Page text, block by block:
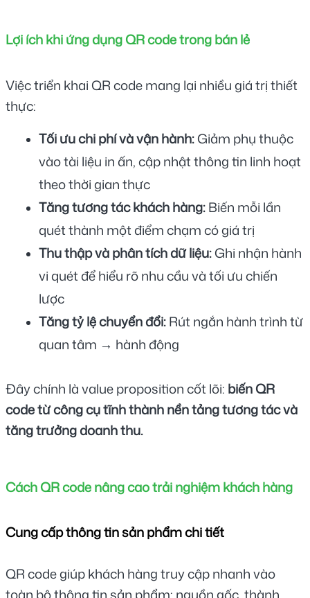
Lợi ích khi ứng dụng QR code trong bán lẻ
Việc triển khai QR code mang lại nhiều giá trị thiết
thực:
Tối ưu chi phí và vận hành: Giảm phụ thuộc
vào tài liệu in ấn, cập nhật thông tin linh hoạt
theo thời gian thực
Tăng tương tác khách hàng: Biến mỗi lần
quét thành một điểm chạm có giá trị
Thu thập và phân tích dữ liệu: Ghi nhận hành
vi quét để hiểu rõ nhu cầu và tối ưu chiến
lược
Tăng tỷ lệ chuyển đổi: Rút ngắn hành trình từ
quan tâm → hành động
Đây chính là value proposition cốt lõi: biến QR
code từ công cụ tĩnh thành nền tảng tương tác và
tăng trưởng doanh thu.
Cách QR code nâng cao trải nghiệm khách hàng
Cung cấp thông tin sản phẩm chi tiết
QR code giúp khách hàng truy cập nhanh vào